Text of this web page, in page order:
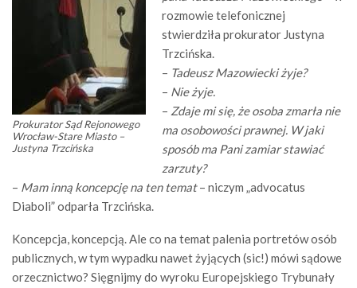
Prokurator Sąd Rejonowego
Wrocław-Stare Miasto –
Justyna Trzcińska
rozmowie telefonicznej
stwierdziła prokurator Justyna
Trzcińska.
– Tadeusz Mazowiecki żyje?
– Nie żyje.
– Zdaje mi się, że osoba zmarła nie
ma osobowości prawnej. W jaki
sposób ma Pani zamiar stawiać
zarzuty?
– Mam inną koncepcję na ten temat– niczym „advocatus
Diaboli” odparła Trzcińska.
Koncepcja, koncepcją. Ale co na temat palenia portretów osób
publicznych, w tym wypadku nawet żyjących (sic!) mówi sądowe
orzecznictwo? Sięgnijmy do wyroku Europejskiego Trybunały